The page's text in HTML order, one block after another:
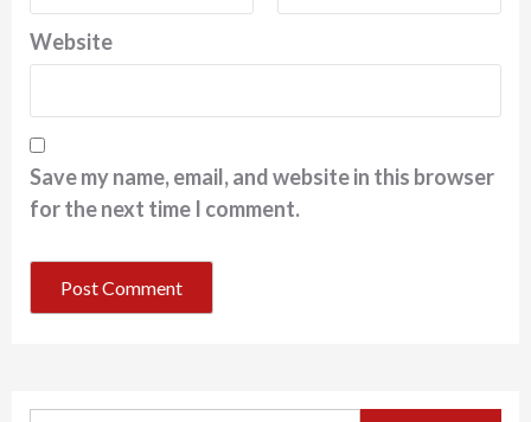
Website
Save my name, email, and website in this browser
for the next time I comment.